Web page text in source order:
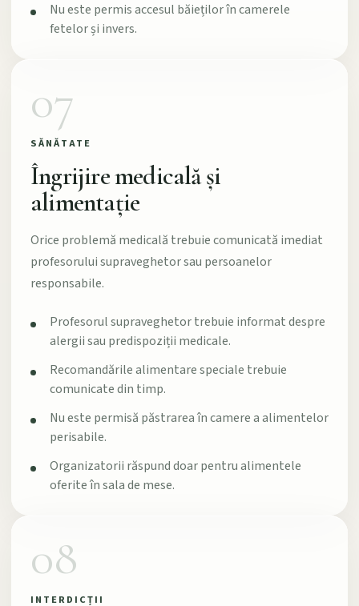
Nu este permis accesul băieților în camerele
fetelor și invers.
07
SĂNĂTATE
Îngrijire medicală și
alimentație
Orice problemă medicală trebuie comunicată imediat
profesorului supraveghetor sau persoanelor
responsabile.
Profesorul supraveghetor trebuie informat despre
alergii sau predispoziții medicale.
Recomandările alimentare speciale trebuie
comunicate din timp.
Nu este permisă păstrarea în camere a alimentelor
perisabile.
Organizatorii răspund doar pentru alimentele
oferite în sala de mese.
08
INTERDICȚII